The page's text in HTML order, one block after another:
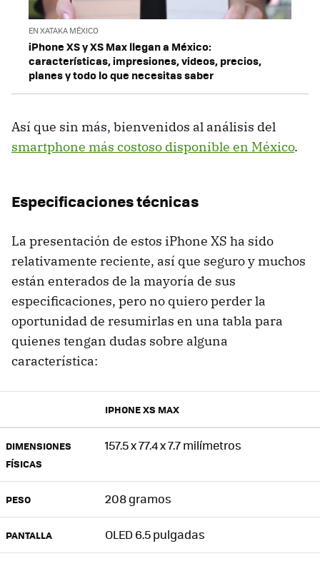
EN XATAKA MÉXICO
iPhone XS y XS Max llegan a México:
características, impresiones, videos, precios,
planes y todo lo que necesitas saber
Así que sin más, bienvenidos al análisis del
smartphone más costoso disponible en México.
Especificaciones técnicas
La presentación de estos iPhone XS ha sido
relativamente reciente, así que seguro y muchos
están enterados de la mayoría de sus
especificaciones, pero no quiero perder la
oportunidad de resumirlas en una tabla para
quienes tengan dudas sobre alguna
característica:
IPHONE XS MAX
DIMENSIONES
FÍSICAS
157.5 x 77.4 x 7.7 milímetros
PESO 208 gramos
PANTALLA OLED 6.5 pulgadas